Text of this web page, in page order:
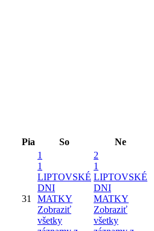
Pia So Ne
31
1
1
LIPTOVSKÉ
DNI
MATKY
Zobraziť
všetky
2
1
LIPTOVSKÉ
DNI
MATKY
Zobraziť
všetky